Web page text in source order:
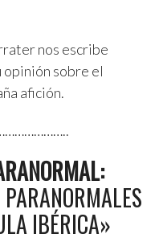
nos escribe
opinión sobre el
afición.
IBÉRICA»